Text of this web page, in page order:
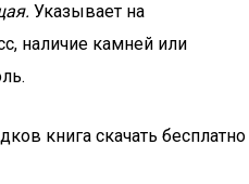
Указывает на
наличие камней или
книга скачать бесплатно